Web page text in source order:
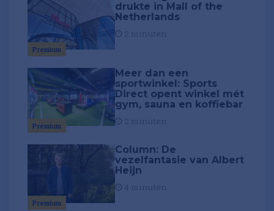
Premium
drukte in Mall of the
Netherlands
Premium
Meer dan een
sportwinkel: Sports
Direct opent winkel mét
gym, sauna en koffiebar
Premium
Column: De
vezelfantasie van Albert
Heijn